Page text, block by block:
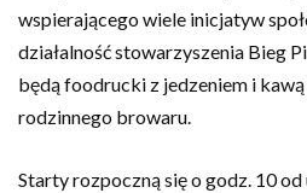
wspierającego wiele inicjatyw
działalność stowarzyszenia Bieg
będą foodrucki z jedzeniem i
rodzinnego browaru.
Starty rozpoczną się o godz. 10